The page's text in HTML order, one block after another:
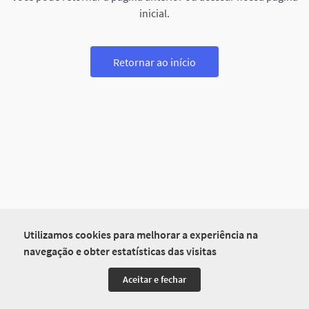
Utilizamos cookies para melhorar a experiência na
navegação e obter estatísticas das visitas
Aceitar e fechar
inicial.
Retornar ao início